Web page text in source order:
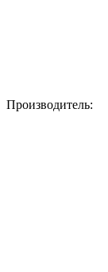
Производитель: